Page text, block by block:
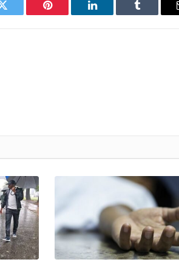
Twitter Pinterest LinkedIn Tumblr